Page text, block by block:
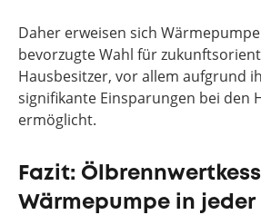
Daher erweisen sich
bevorzugte Wahl für
Hausbesitzer, vor allem aufgrund
signifikante Einsparungen bei den
ermöglicht.
Fazit:
Wärmepumpe in jeder